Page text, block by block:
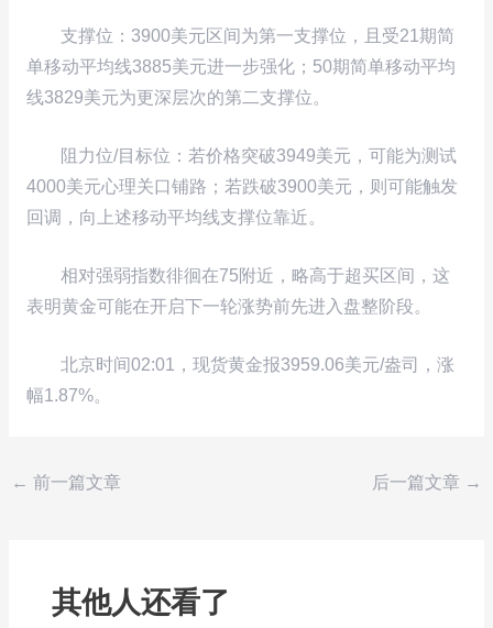
支撑位：3900美元区间为第一支撑位，且受21期简
单移动平均线3885美元进一步强化；50期简单移动平均
线3829美元为更深层次的第二支撑位。
阻力位/目标位：若价格突破3949美元，可能为测试
4000美元心理关口铺路；若跌破3900美元，则可能触发
回调，向上述移动平均线支撑位靠近。
相对强弱指数徘徊在75附近，略高于超买区间，这
表明黄金可能在开启下一轮涨势前先进入盘整阶段。
北京时间02:01，现货黄金报3959.06美元/盎司，涨
幅1.87%。
← 前一篇文章 后一篇文章 →
其他人还看了